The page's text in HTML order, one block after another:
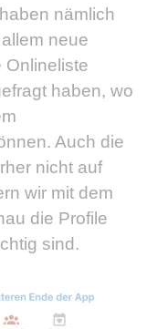
nämlich
neue
Onlineliste
haben, wo
Auch die
nicht auf
wir mit dem
die Profile
sind.